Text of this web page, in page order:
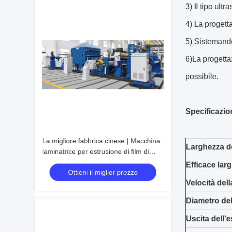
La migliore fabbrica cinese | Macchina
laminatrice per estrusione di film di
laminazione
Ottieni il miglior prezzo
3) Il tipo
4) La
5)
6)La
possibile.
Larghezza
Efficace
Velocità
Diametro
Uscita